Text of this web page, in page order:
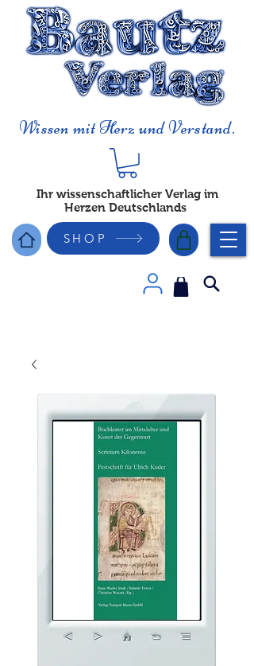
Wissen mit Herz und Verstand.
Ihr wissenschaftlicher Verlag im
Herzen Deutschlands
SHOP